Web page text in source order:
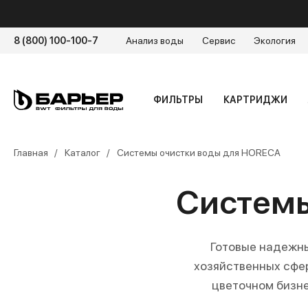
8 (800) 100-100-7 Анализ воды Сервис Экология
ФИЛЬТРЫ КАРТРИДЖИ
Главная Каталог Системы очистки воды для HORECA
Готовые
хозяйственных
цветочном